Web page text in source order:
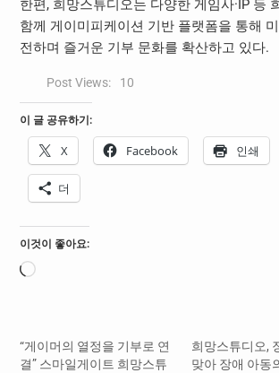
한편, 희망스튜디오는 다양한 게임사·IP 등
함께 게이미피케이션 기반 플랫폼을 통해
전하며 즐거운 기부 문화를 확산하고 있다.
Post Views: 10
이 글 공유하기:
X Facebook 인쇄
더
이것이 좋아요:
로
“게이머의 열정을 기부로 연
결” 스마일게이트 희망스튜
희망스튜디오,
맞아 장애 아동